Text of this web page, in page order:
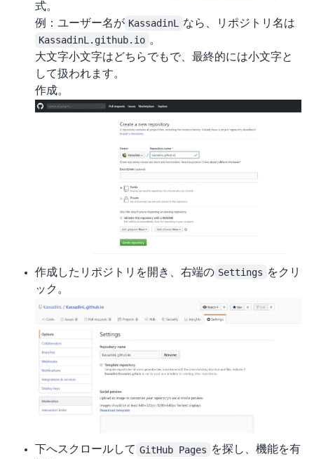
式。
例：ユーザー名が KassadinL なら、リポジトリ名は
KassadinL.github.io 。
大文字小文字はどちらでもOKで、最終的には小文字と
して扱われます。
作成。
作成したリポジトリを開き、右端の Settings をクリ
ック。
下へスクロールして GitHub Pages を探し、機能を有